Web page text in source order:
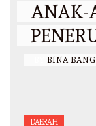
ANAK-
BINA
DAERAH